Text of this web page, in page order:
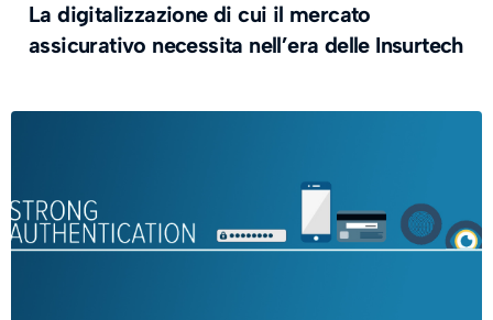
La digitalizzazione di cui il mercato
assicurativo necessita nell’era delle Insurtech